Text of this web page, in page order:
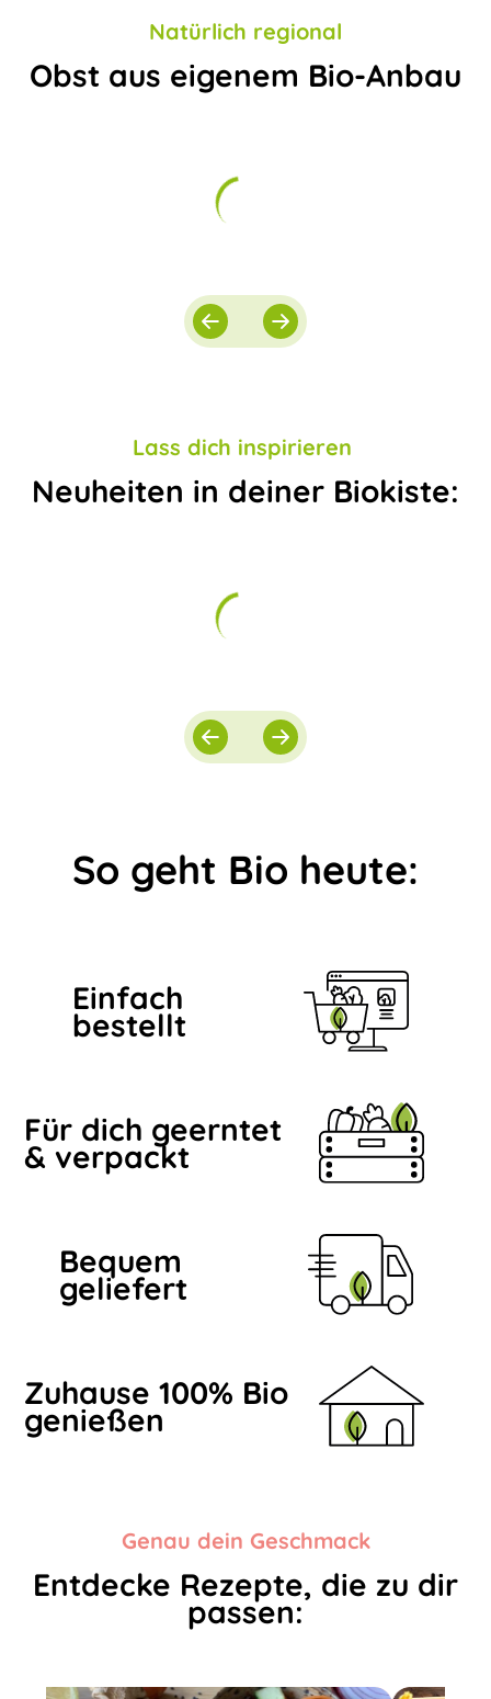
Natürlich regional
Obst aus eigenem Bio-Anbau
Lass dich inspirieren
Neuheiten in deiner Biokiste:
So geht Bio heute:
Einfach
bestellt
Für dich geerntet
& verpackt
Bequem
geliefert
Zuhause 100% Bio
genießen
Genau dein Geschmack
Entdecke Rezepte, die zu dir
passen: